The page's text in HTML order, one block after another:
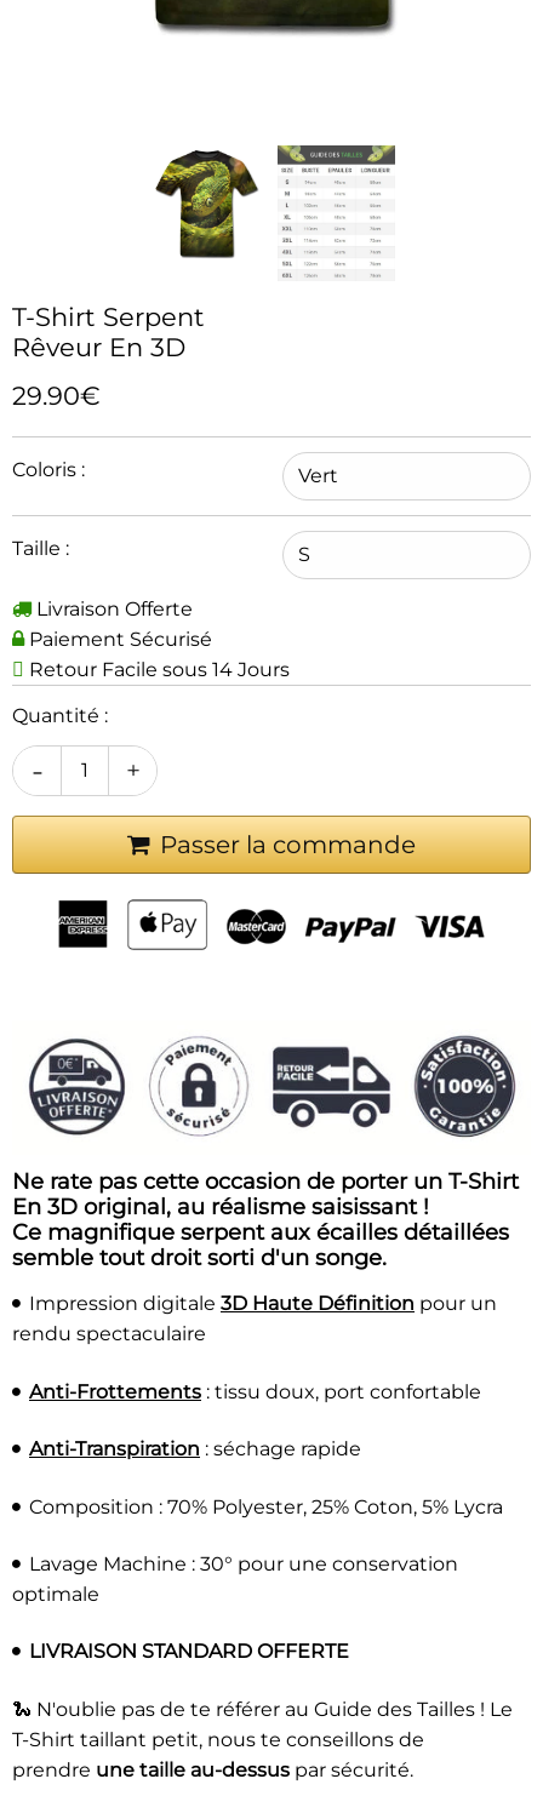
T-Shirt Serpent
Rêveur En 3D
29.90€
Coloris :
Taille :
Livraison Offerte
Paiement Sécurisé
Retour Facile sous 14 Jours
Quantité :
+
-
Passer la commande
Ne rate pas cette occasion de porter un T-Shirt
En 3D original, au réalisme saisissant !
Ce magnifique serpent aux écailles détaillées
semble tout droit sorti d'un songe.
Impression digitale 3D Haute Définition pour un
rendu spectaculaire
Anti-Frottements : tissu doux, port confortable
Anti-Transpiration : séchage rapide
Composition : 70% Polyester, 25% Coton, 5% Lycra
Lavage Machine : 30° pour une conservation
optimale
LIVRAISON STANDARD OFFERTE
🐍 N'oublie pas de te référer au Guide des Tailles ! Le
T-Shirt taillant petit, nous te conseillons de
prendre une taille au-dessus par sécurité.